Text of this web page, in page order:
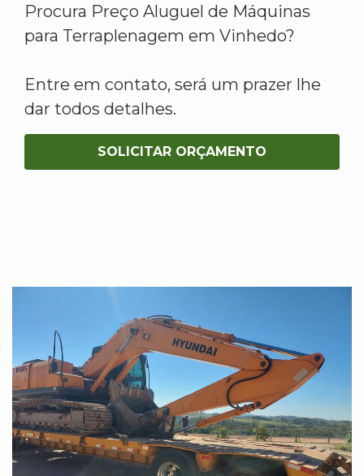
Procura Preço Aluguel de Máquinas
para Terraplenagem em Vinhedo?
Entre em contato, será um prazer lhe
dar todos detalhes.
SOLICITAR ORÇAMENTO